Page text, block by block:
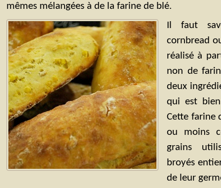
mêmes mélangées à de la farine de blé.
Il faut
cornbread
réalisé à
non de
deux
qui est
Cette farine
ou moins
grains
broyés
de leur